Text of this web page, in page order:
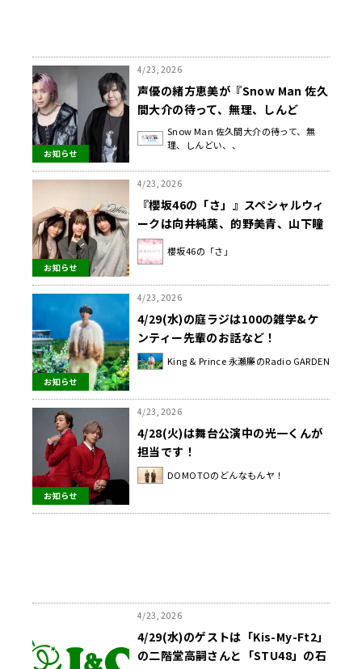
お知らせ
4/23, 2026
声優の緒方恵美が『Snow Man 佐久
間大介の待って、無理、しんど
い、、』に初登場！ 大事にしている
「声優」についての思いを明かす
Snow Man 佐久間大介の待って、無
理、しんどい、、
お知らせ
4/23, 2026
『櫻坂46の「さ」』スペシャルウィ
ークは向井純葉、的野美青、山下瞳
月が登場！ “メロいエピソード”に思
わず悶絶!?
櫻坂46の「さ」
お知らせ
4/23, 2026
4/29(水)の庭ラジは100の雑学&ケ
ンティー先輩のお話など！
King & Prince 永瀬廉のRadio GARDEN
お知らせ
4/23, 2026
4/28(火)は舞台公演中の光一くんが
担当です！
DOMOTOのどんなもんヤ！
4/23, 2026
4/29(水)のゲストは「Kis-My-Ft2」
の二階堂高嗣さんと「STU48」の石